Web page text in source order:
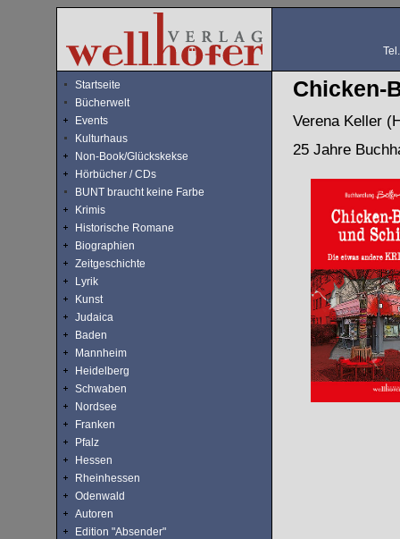
Startseite
Bücherwelt
Events
Kulturhaus
Non-Book/Glückskekse
Hörbücher / CDs
BUNT braucht keine Farbe
Krimis
Historische Romane
Biographien
Zeitgeschichte
Lyrik
Kunst
Judaica
Baden
Mannheim
Heidelberg
Schwaben
Nordsee
Franken
Pfalz
Hessen
Rheinhessen
Odenwald
Autoren
Edition "Absender"
Chicken-
Verena Keller
25 Jahre